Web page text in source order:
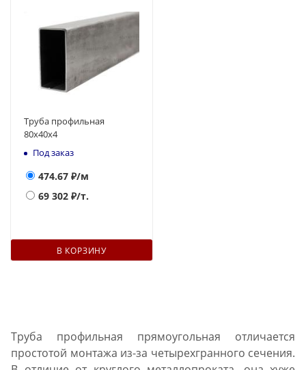
Труба профильная
80х40х4
Под заказ
474.67 ₽/м
69 302 ₽/т.
В КОРЗИНУ
Труба профильная прямоугольная отличается
простотой монтажа из-за четырехгранного сечения.